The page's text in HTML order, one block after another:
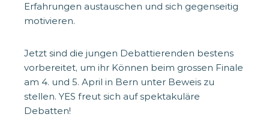
Erfahrungen austauschen und sich gegenseitig
motivieren.
Jetzt sind die jungen Debattierenden bestens
vorbereitet, um ihr Können beim grossen Finale
am 4. und 5. April in Bern unter Beweis zu
stellen. YES freut sich auf spektakuläre
Debatten!